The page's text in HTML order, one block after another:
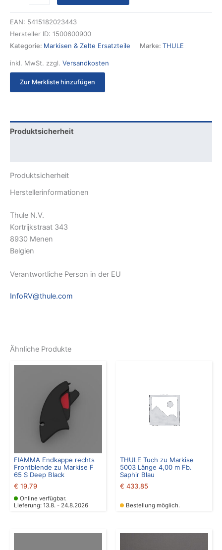
EAN: 5415182023443
Hersteller ID: 1500600900
Kategorie: Markisen & Zelte Ersatzteile Marke: THULE
inkl. MwSt. zzgl. Versandkosten
Zur Merkliste hinzufügen
Produktsicherheit
Produktsicherheit
Herstellerinformationen
Thule N.V.
Kortrijkstraat 343
8930 Menen
Belgien
Verantwortliche Person in der EU
InfoRV@thule.com
Ähnliche Produkte
FIAMMA Endkappe rechts
Frontblende zu Markise F
65 S Deep Black
€ 19,79
Online verfügbar.
Lieferung: 13.8. - 24.8.2026
THULE Tuch zu Markise
5003 Länge 4,00 m Fb.
Saphir Blau
€ 433,85
Bestellung möglich.